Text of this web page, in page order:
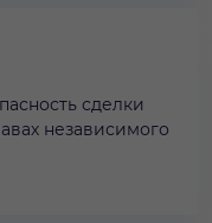
сделки
независимого